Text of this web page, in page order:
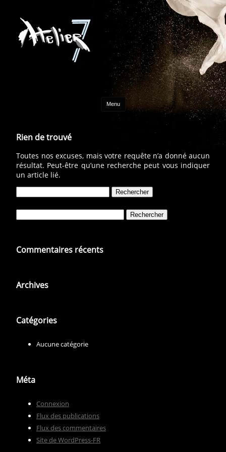
Menu Aller au contenu
Rien de trouvé
Toutes nos excuses, mais votre requête n’a donné aucun
résultat. Peut-être qu’une recherche peut vous indiquer
un article lié.
Commentaires récents
Archives
Catégories
Aucune catégorie
Méta
Connexion
Flux des publications
Flux des commentaires
Site de WordPress-FR